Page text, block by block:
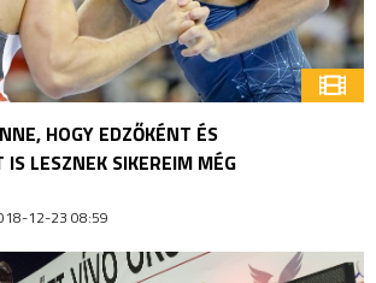
HOGY EDZŐKÉNT ÉS
IS LESZNEK SIKEREIM MÉG
12-23 08:59